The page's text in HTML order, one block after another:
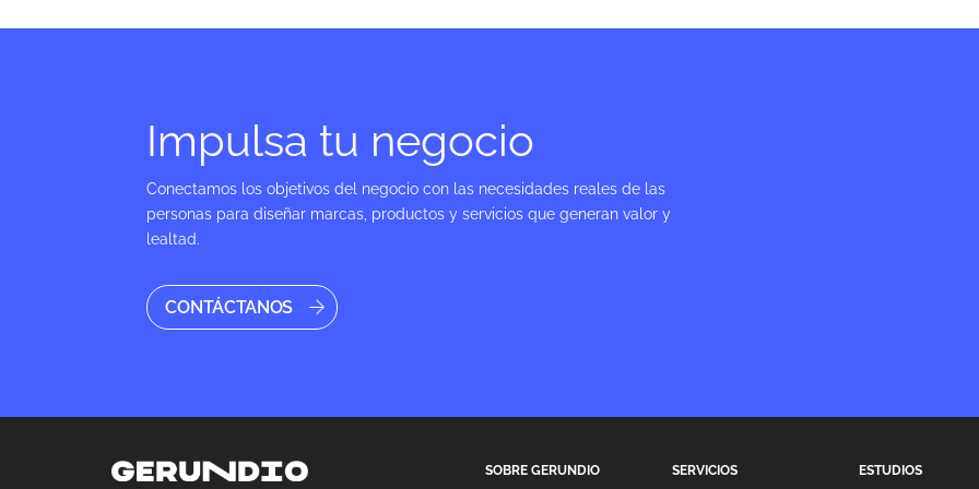
Impulsa tu negocio
Conectamos los objetivos del negocio con las necesidades reales de las
personas para diseñar marcas, productos y servicios que generan valor y
lealtad.
CONTÁCTANOS
SOBRE GERUNDIO SERVICIOS ESTUDIOS